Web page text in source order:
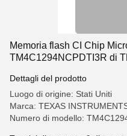
Memoria flash CI Chip
TM4C1294NCPDTI3R di
Dettagli del prodotto
Luogo di origine: Stati Uniti
Marca: TEXAS
Numero di modello: